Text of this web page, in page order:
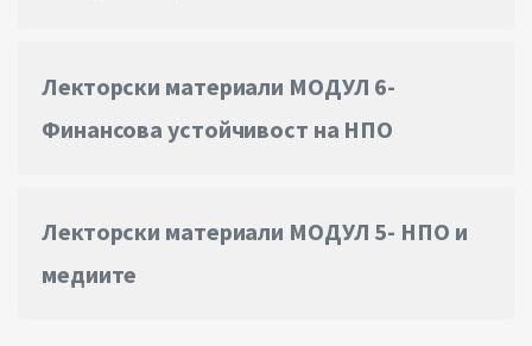
Лекторски материали МОДУЛ 6-
Финансова устойчивост на НПО
Лекторски материали МОДУЛ 5- НПО и
медиите